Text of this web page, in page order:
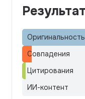
Оригинальность
Совпадения
Цитирования
ИИ-контент